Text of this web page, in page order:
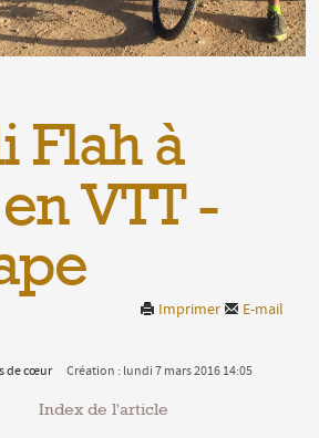
Flah à
VTT -
Imprimer E-mail
de cœur Création : lundi 7 mars 2016 14:05
Index de l'article